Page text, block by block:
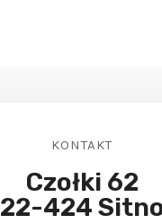
KONTAKT
Czołki 62
22-424